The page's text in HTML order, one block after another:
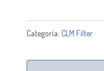
Categoría: CLM Filter